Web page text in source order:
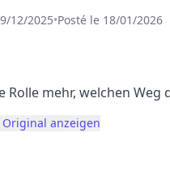
12/2025•Posté le 18/01/2026
Rolle mehr, welchen Weg
anzeigen